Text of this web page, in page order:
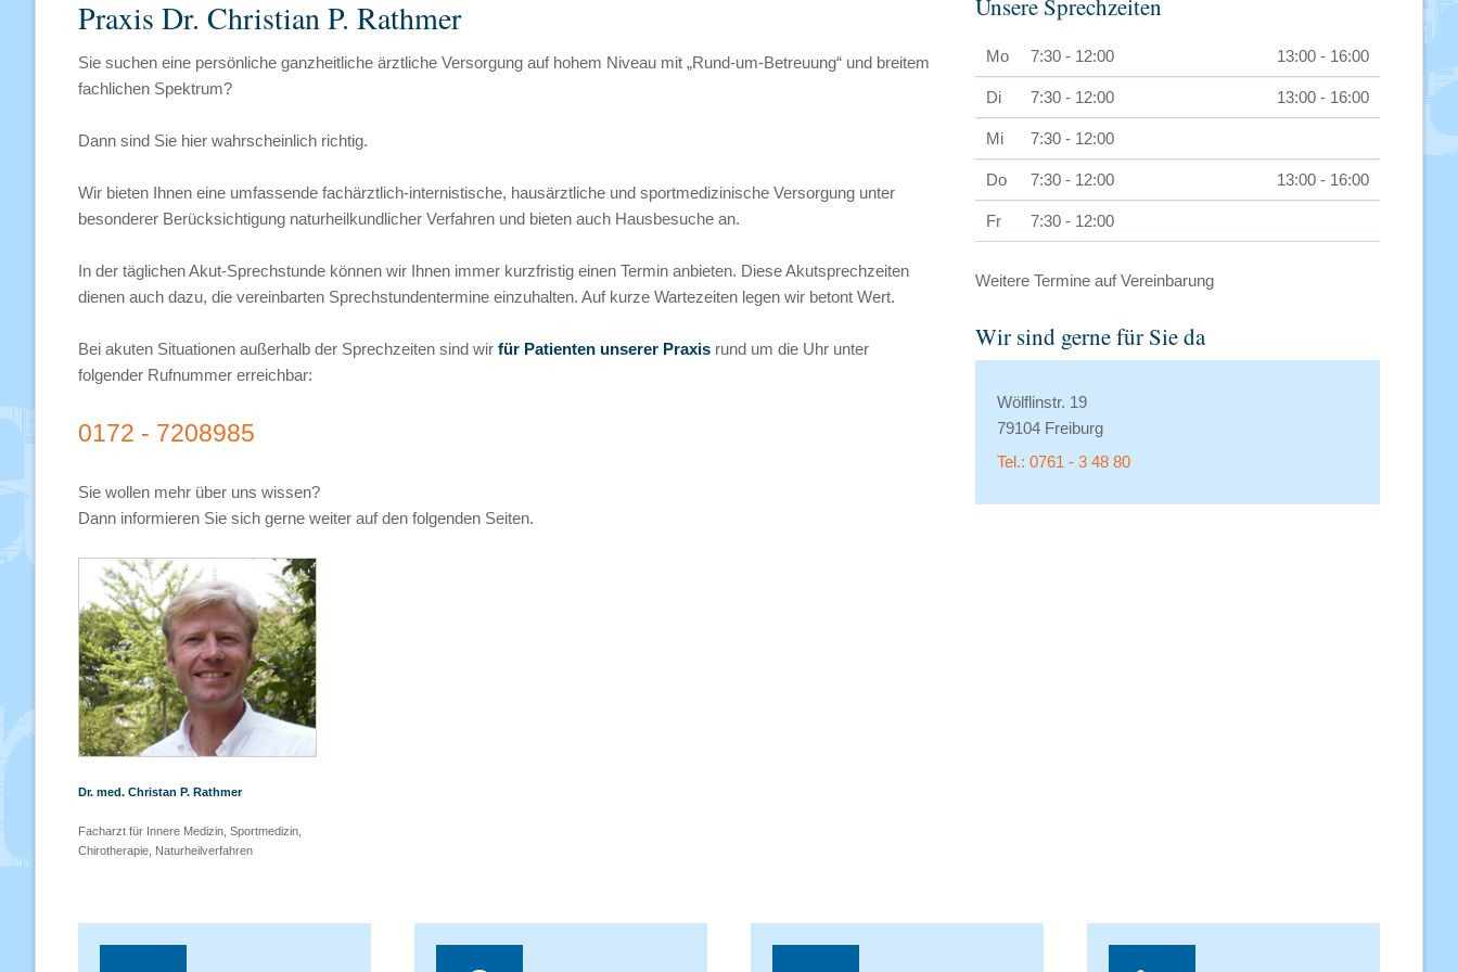
Praxis Dr. Christian P. Rathmer
Sie suchen eine persönliche ganzheitliche ärztliche Versorgung auf hohem Niveau mit „Rund-um-Betreuung“ und breitem
fachlichen Spektrum?
Dann sind Sie hier wahrscheinlich richtig.
Wir bieten Ihnen eine umfassende fachärztlich-internistische, hausärztliche und sportmedizinische Versorgung unter
besonderer Berücksichtigung naturheilkundlicher Verfahren und bieten auch Hausbesuche an.
In der täglichen Akut-Sprechstunde können wir Ihnen immer kurzfristig einen Termin anbieten. Diese Akutsprechzeiten
dienen auch dazu, die vereinbarten Sprechstundentermine einzuhalten. Auf kurze Wartezeiten legen wir betont Wert.
Bei akuten Situationen außerhalb der Sprechzeiten sind wir für Patienten unserer Praxis rund um die Uhr unter
folgender Rufnummer erreichbar:
0172 - 7208985
Sie wollen mehr über uns wissen?
Dann informieren Sie sich gerne weiter auf den folgenden Seiten.
Dr. med. Christan P. Rathmer
Facharzt für Innere Medizin, Sportmedizin,
Chirotherapie, Naturheilverfahren
Mo 7:30 - 12:00 13:00 - 16:00
Di 7:30 - 12:00 13:00 - 16:00
Mi 7:30 - 12:00
Do 7:30 - 12:00 13:00 - 16:00
Fr 7:30 - 12:00
Weitere Termine auf Vereinbarung
Wir sind gerne für Sie da
Wölflinstr. 19
79104 Freiburg
Tel.: 0761 - 3 48 80